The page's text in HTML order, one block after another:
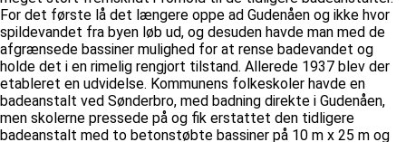
For det første lå det længere oppe ad Gudenåen og ikke hvor
spildevandet fra byen løb ud, og desuden havde man med de
afgrænsede bassiner mulighed for at rense badevandet og
holde det i en rimelig rengjort tilstand. Allerede 1937 blev der
etableret en udvidelse. Kommunens folkeskoler havde en
badeanstalt ved Sønderbro, med badning direkte i Gudenåen,
men skolerne pressede på og fik erstattet den tidligere
badeanstalt med to betonstøbte bassiner på 10 m x 25 m og